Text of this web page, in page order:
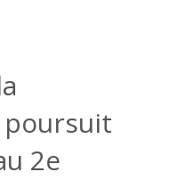
2e